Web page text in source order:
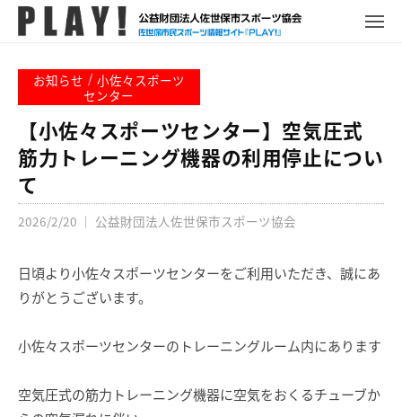
L
!
世
ポ
ー
ツ
情
サ
イ
メ
お知らせ / 小佐々スポーツ
センター
【小佐々スポーツセンター】空気圧式
筋力トレーニング機器の利用停止につい
て
2026/2/20 ｜ 公益財団法人佐世保市スポーツ協会
日頃より小佐々スポーツセンターをご利用いただき、誠にあ
りがとうございます。
小佐々スポーツセンターのトレーニングルーム内にあります
空気圧式の筋力トレーニング機器に空気をおくるチューブか
P
L
Y
ュ
ー